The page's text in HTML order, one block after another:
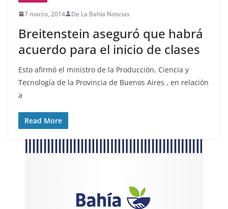
7 marzo, 2014 De La Bahía Noticias
Breitenstein aseguró que habrá
acuerdo para el inicio de clases
Esto afirmó el ministro de la Producción, Ciencia y
Tecnología de la Provincia de Buenos Aires , en relación
a
Read More